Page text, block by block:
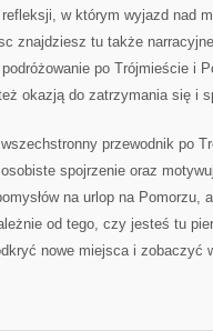
w którym wyjazd nad
znajdziesz tu także
po Trójmieście i
okazją do zatrzymania się i
przewodnik po
spojrzenie oraz
na urlop na Pomorzu,
od tego, czy jesteś tu
nowe miejsca i zobaczyć